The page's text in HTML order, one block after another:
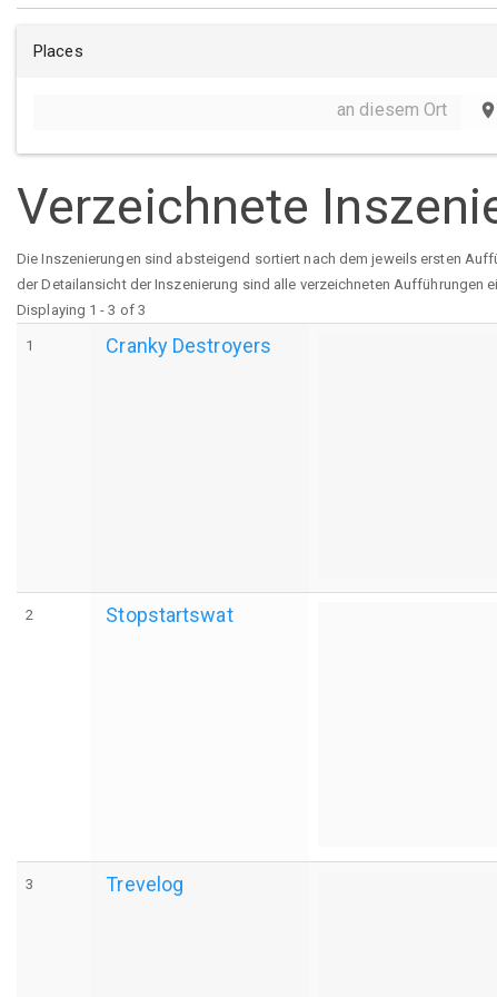
Places
an diesem Ort place
Verzeichnete
Die Inszenierungen sind absteigend sortiert nach dem jeweils ersten
der Detailansicht der Inszenierung sind alle verzeichneten Aufführungen
Displaying 1 - 3 of 3
1 Cranky Destroyers
2 Stopstartswat
3 Trevelog